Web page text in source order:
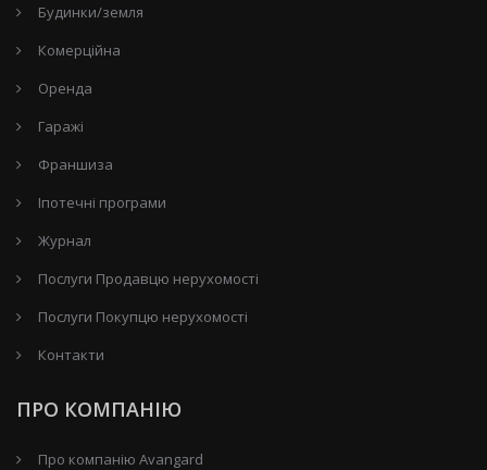
Будинки/земля
Комерційна
Оренда
Гаражі
Франшиза
Іпотечні програми
Журнал
Послуги Продавцю нерухомості
Послуги Покупцю нерухомості
Контакти
ПРО КОМПАНІЮ
Про компанію Avangard